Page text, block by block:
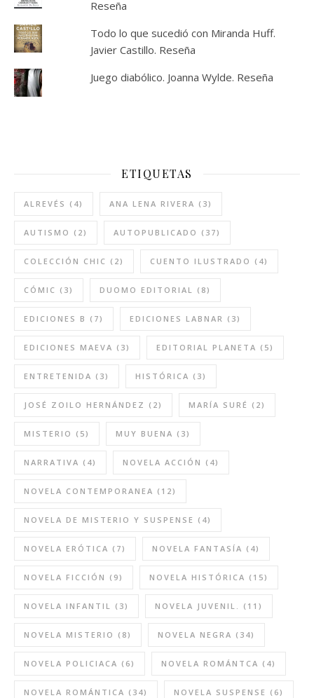
Reseña
Todo lo que sucedió con Miranda Huff.
Javier Castillo. Reseña
Juego diabólico. Joanna Wylde. Reseña
ETIQUETAS
ALREVÉS (4) ANA LENA RIVERA (3)
AUTISMO (2) AUTOPUBLICADO (37)
COLECCIÓN CHIC (2) CUENTO ILUSTRADO (4)
CÓMIC (3) DUOMO EDITORIAL (8)
EDICIONES B (7) EDICIONES LABNAR (3)
EDICIONES MAEVA (3) EDITORIAL PLANETA (5)
ENTRETENIDA (3) HISTÓRICA (3)
JOSÉ ZOILO HERNÁNDEZ (2) MARÍA SURÉ (2)
MISTERIO (5) MUY BUENA (3)
NARRATIVA (4) NOVELA ACCIÓN (4)
NOVELA CONTEMPORANEA (12)
NOVELA DE MISTERIO Y SUSPENSE (4)
NOVELA ERÓTICA (7) NOVELA FANTASÍA (4)
NOVELA FICCIÓN (9) NOVELA HISTÓRICA (15)
NOVELA INFANTIL (3) NOVELA JUVENIL. (11)
NOVELA MISTERIO (8) NOVELA NEGRA (34)
NOVELA POLICIACA (6) NOVELA ROMÁNTCA (4)
NOVELA ROMÁNTICA (34) NOVELA SUSPENSE (6)